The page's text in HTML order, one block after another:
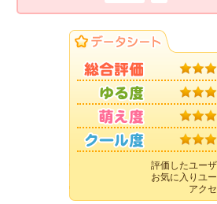
評価したユーザ
お気に入りユー
アク